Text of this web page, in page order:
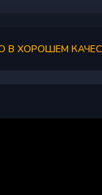
В ХОРОШЕМ